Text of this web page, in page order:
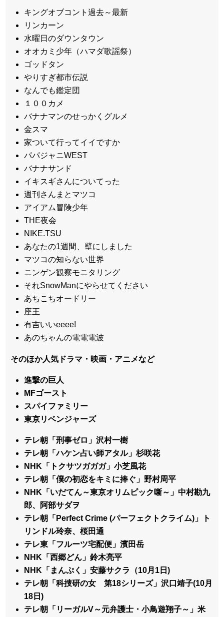
キングオブコント過去～最新
リンカーン
水曜日のダウンタウン
オオカミ少年（ハマダ歌謡祭）
ゴッドタン
やりすぎ都市伝説
なんでも鑑定団
１００カメ
バナナマンのせっかくグルメ
金スマ
家ついて行ってイイですか
パパジャニWEST
バナナサンド
イキスギさんについてった
週刊さんまとマツコ
アイアム冒険少年
THE夜会
NIKE.TSU
あなたの1週間、壁にしました
マツコの知らない世界
ニンゲン観察モニタリング
それSnowManにやらせてください
あちこちオードリー
座王
有吉いいeeee!
あのちゃんの電電電波
そのほか人気ドラマ・映画・アニメなど
進撃の巨人
MFゴースト
スパイファミリー
東京リベンジャーズ
テレ朝「刑事ゼロ」沢村一樹
テレ朝「ハケン占い師アタル」杉咲花
NHK「トクサツガガガ」小芝風花
テレ朝「僕の初恋をキミに捧ぐ」野村周平
NHK「いだてん～東京オリムピック噺～」中村勘九
郎、阿部サダヲ
テレ朝「Perfect Crime (パーフェクトクライム)」ト
リンドル玲奈、桜田通
テレ東「フルーツ宅配便」濱田岳
NHK「西郷どん」鈴木亮平
NHK「まんぷく」安藤サクラ（10月1日)
テレ朝「科捜研の女 第18シリーズ」沢口靖子(10月
18日)
テレ朝「リーガルV～元弁護士・小鳥遊翔子～」米